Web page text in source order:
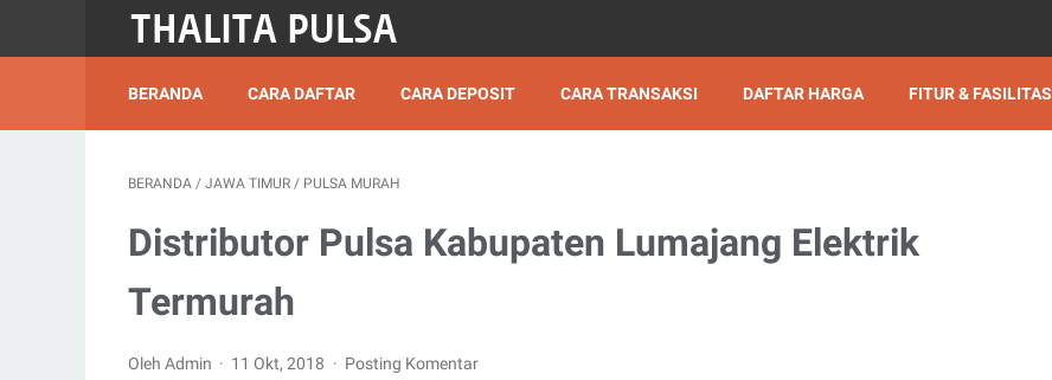
BERANDA CARA DAFTAR CARA DEPOSIT CARA TRANSAKSI DAFTAR HARGA FITUR & FASILITAS
BERANDA / JAWA TIMUR / PULSA MURAH
Distributor Pulsa Kabupaten Lumajang Elektrik
Termurah
Oleh Admin 11 Okt, 2018 Posting Komentar